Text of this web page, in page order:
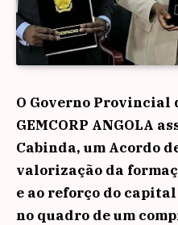
O Governo Provincial
GEMCORP ANGOLA
Cabinda, um Acordo
valorização da
e ao reforço do
no quadro de um